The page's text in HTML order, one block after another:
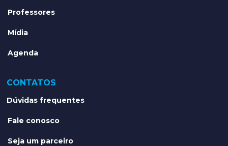
Professores
Mídia
Agenda
CONTATOS
Dúvidas frequentes
Fale conosco
Seja um parceiro